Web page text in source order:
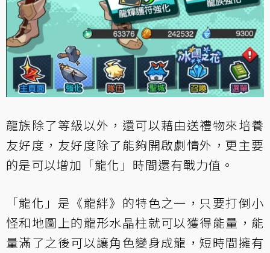
龍族除了等級以外，還可以藉由送禮物來培養
友好度，友好度除了能夠開啟劇情外，更主要
的是可以增加「龍化」時間還有戰力值。
「龍化」是《龍絆》的特色之一，只要打倒小
怪和地圖上的龍形水晶柱就可以獲得能量，能
量滿了之後可以讓角色變身成龍，短時間擁有